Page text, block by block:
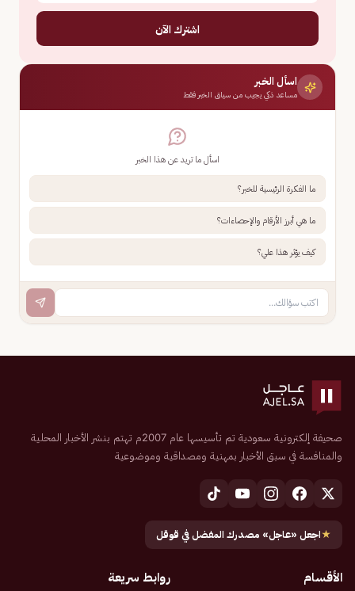
اشترك الآن
اسأل الخبر
مساعد ذكي يجيب من سياق الخبر فقط
اسأل ما تريد عن هذا الخبر
ما الفكرة الرئيسية للخبر؟
ما هي أبرز الأرقام والإحصاءات؟
كيف يؤثر هذا علي؟
صحيفة إلكترونية سعودية تم تأسيسها عام 2007م تهتم بنشر الأخبار المحلية
والمنافسة في سبق الأخبار بمهنية ومصداقية وموضوعية
★اجعل «عاجل» مصدرك المفضل في قوقل
الأقسام روابط سريعة